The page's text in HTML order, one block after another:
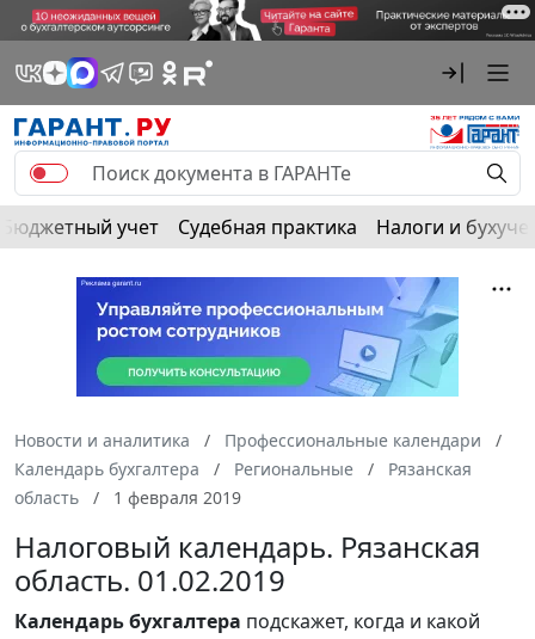
Бюджетный учет Судебная практика Налоги и
Новости и аналитика
Профессиональные календари
Календарь бухгалтера
Региональные
Рязанская
область
1 февраля 2019
Налоговый календарь. Рязанская
область. 01.02.2019
Календарьбухгалтера подскажет, когда и какой